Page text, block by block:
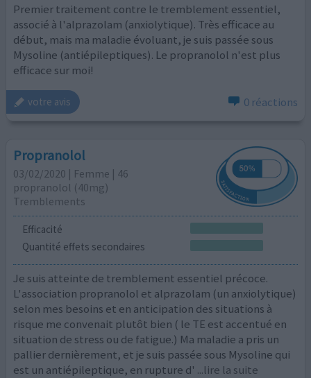
Premier traitement contre le tremblement essentiel,
associé à l'alprazolam (anxiolytique). Très efficace au
début, mais ma maladie évoluant, je suis passée sous
Mysoline (antiépileptiques). Le propranolol n'est plus
efficace sur moi!
votre avis 0 réactions
Propranolol
03/02/2020 | Femme | 46
propranolol (40mg)
Tremblements
Efficacité
Quantité effets secondaires
Je suis atteinte de tremblement essentiel précoce.
L'association propranolol et alprazolam (un anxiolytique)
selon mes besoins et en anticipation des situations à
risque me convenait plutôt bien ( le TE est accentué en
situation de stress ou de fatigue.) Ma maladie a pris un
pallier dernièrement, et je suis passée sous Mysoline qui
est un antiépileptique, en rupture d' ...lire la suite